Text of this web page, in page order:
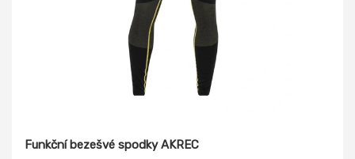
Funkční bezešvé spodky AKREC